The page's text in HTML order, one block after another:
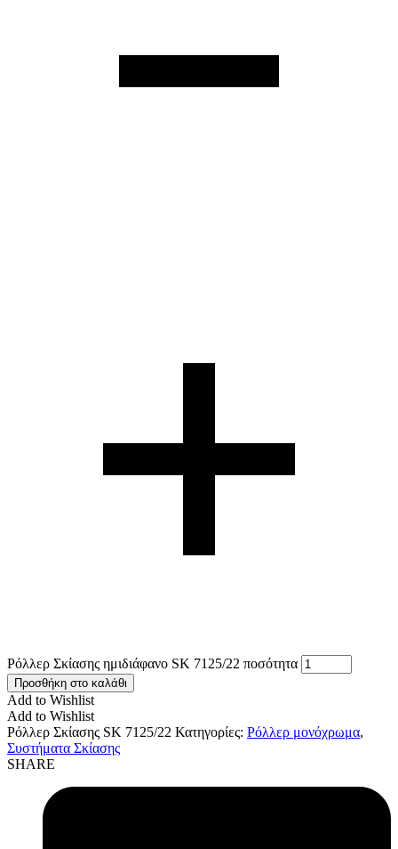
Ρόλλερ Σκίασης ημιδιάφανο SK 7125/22 ποσότητα
Προσθήκη στο καλάθι
Add to Wishlist
Add to Wishlist
Ρόλλερ Σκίασης SK 7125/22 Κατηγορίες: Ρόλλερ μονόχρωμα,
Συστήματα Σκίασης
SHARE